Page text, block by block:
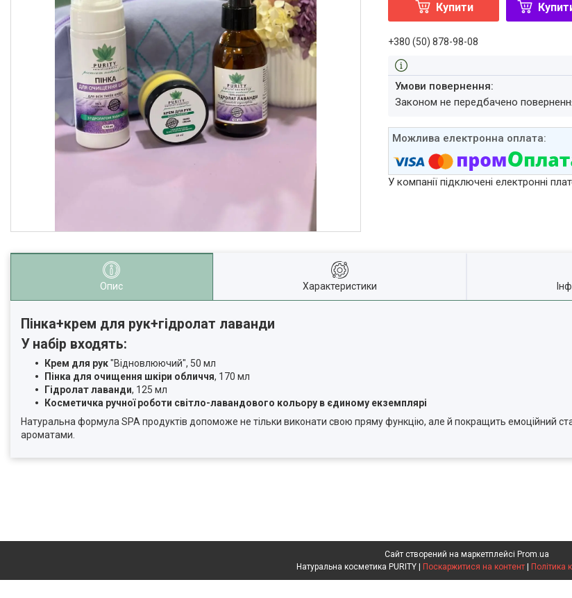
Купити
+380 (50) 878-98-08
Законом не передбачено
У компанії підключені електронні
Опис Характеристики
Пінка+крем для рук+гідролат лаванди
У набір входять:
Крем для рук"Відновлюючий", 50 мл
Пінка для очищення шкіри обличчя, 170 мл
Гідролат лаванди, 125 мл
Косметичка ручної роботи світло-лавандового кольору в єдиному екземплярі
Натуральна формула SPA продуктів допоможе не тільки виконати свою пряму функцію, але й покращить емоційний
ароматами.
Сайт створений на маркетплейсі Prom.ua
Натуральна косметика PURITY | Поскаржитися на контент | Політика